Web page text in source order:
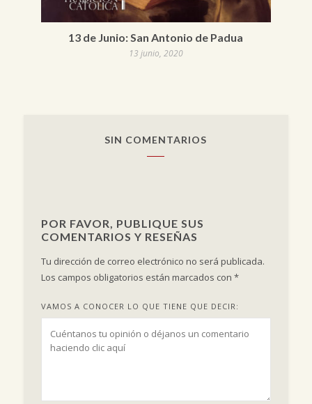
13 de Junio: San Antonio de Padua
13 junio, 2020
SIN COMENTARIOS
POR FAVOR, PUBLIQUE SUS
COMENTARIOS Y RESEÑAS
Tu dirección de correo electrónico no será publicada.
Los campos obligatorios están marcados con *
VAMOS A CONOCER LO QUE TIENE QUE DECIR: